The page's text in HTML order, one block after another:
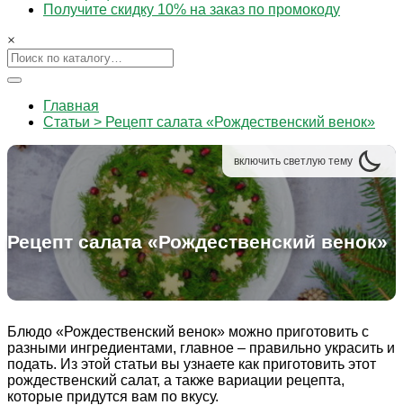
Получите скидку 10% на заказ по промокоду
×
Главная
Статьи > Рецепт салата «Рождественский венок»
включить светлую тему
Рецепт салата «Рождественский венок»
Блюдо «Рождественский венок» можно приготовить с
разными ингредиентами, главное – правильно украсить и
подать. Из этой статьи вы узнаете как приготовить этот
рождественский салат, а также вариации рецепта,
которые придутся вам по вкусу.